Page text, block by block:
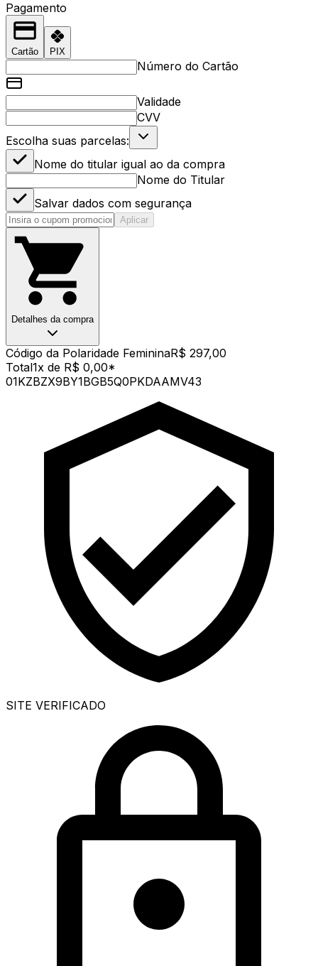
Pagamento
Cartão PIX
Número do Cartão
Validade
CVV
Escolha suas parcelas:
Nome do titular igual ao da compra
Nome do Titular
Salvar dados com segurança
Aplicar
Detalhes da compra
Código da Polaridade FemininaR$ 297,00
Total1x de R$ 0,00*
01KZBZX9BY1BGB5Q0PKDAAMV43
SITE VERIFICADO